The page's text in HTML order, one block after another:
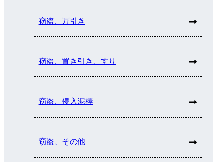
窃盗、万引き
窃盗、置き引き、すり
窃盗、侵入泥棒
窃盗、その他